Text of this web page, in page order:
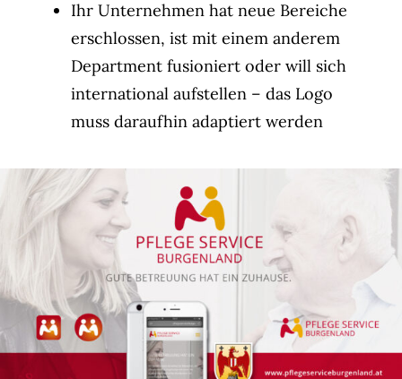
Ihr Unternehmen hat neue Bereiche
erschlossen, ist mit einem anderem
Department fusioniert oder will sich
international aufstellen – das Logo
muss daraufhin adaptiert werden